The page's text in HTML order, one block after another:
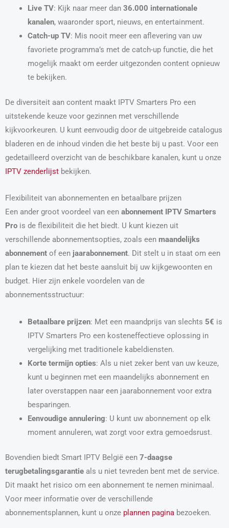
Live TV: Kijk naar meer dan 36.000 internationale
kanalen, waaronder sport, nieuws, en entertainment.
Catch-up TV: Mis nooit meer een aflevering van uw
favoriete programma’s met de catch-up functie, die het
mogelijk maakt om eerder uitgezonden content opnieuw
te bekijken.
De diversiteit aan content maakt IPTV Smarters Pro een
uitstekende keuze voor gezinnen met verschillende
kijkvoorkeuren. U kunt eenvoudig door de uitgebreide catalogus
bladeren en de inhoud vinden die het beste bij u past. Voor een
gedetailleerd overzicht van de beschikbare kanalen, kunt u onze
IPTV zenderlijst bekijken.
Flexibiliteit van abonnementen en betaalbare prijzen
Een ander groot voordeel van een abonnement IPTV Smarters
Pro is de flexibiliteit die het biedt. U kunt kiezen uit
verschillende abonnementsopties, zoals een maandelijks
abonnement of een jaarabonnement. Dit stelt u in staat om een
plan te kiezen dat het beste aansluit bij uw kijkgewoonten en
budget. Hier zijn enkele voordelen van de
abonnementsstructuur:
Betaalbare prijzen: Met een maandprijs van slechts 5€ is
IPTV Smarters Pro een kosteneffectieve oplossing in
vergelijking met traditionele kabeldiensten.
Korte termijn opties: Als u niet zeker bent van uw keuze,
kunt u beginnen met een maandelijks abonnement en
later overstappen naar een jaarabonnement voor extra
besparingen.
Eenvoudige annulering: U kunt uw abonnement op elk
moment annuleren, wat zorgt voor extra gemoedsrust.
Bovendien biedt Smart IPTV België een 7-daagse
terugbetalingsgarantie als u niet tevreden bent met de service.
Dit maakt het risico om een abonnement te nemen minimaal.
Voor meer informatie over de verschillende
abonnementsplannen, kunt u onze plannen pagina bezoeken.